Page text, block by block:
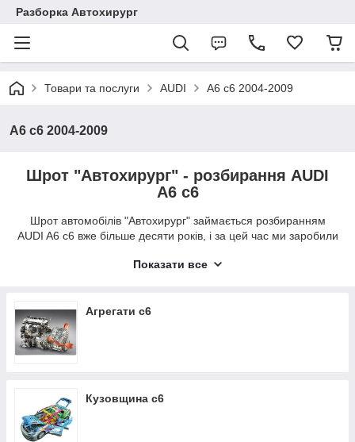
Разборка Автохирург
Товари та послуги AUDI A6 c6 2004-2009
A6 c6 2004-2009
Шрот "Автохирург" - розбирання AUDI
A6 c6
Шрот автомобілів "Автохирург" займається розбиранням
AUDI A6 c6 вже більше десяти років, і за цей час ми заробили
Кур'єри нашої авторозбірки можуть протягом дня зробити
України. Телефонуйте у будні дні з 9:00-19:00 і ми
допоможемо з купівлею запчастини для AUDI A6 c6.
Оплата за автомобільні деталі тільки при отриманні!
Показати все
Агрегати c6
Кузовщина c6